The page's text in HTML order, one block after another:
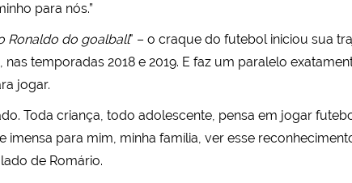
para nós.”
Ronaldo do goalball" – o craque do futebol iniciou sua
temporadas 2018 e 2019. E faz um paralelo
jogar.
Toda criança, todo adolescente, pensa em jogar
imensa para mim, minha família, ver esse
de Romário.